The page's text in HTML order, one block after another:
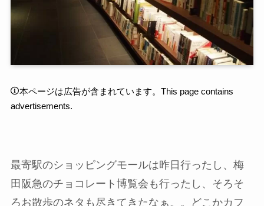
本ページは広告が含まれています。This page contains
advertisements.
最寄駅のショッピングモールは昨日行ったし、梅
田阪急のチョコレート博覧会も行ったし、そろそ
ろお散歩のネタも尽きてきたなぁ。。どこかカフ